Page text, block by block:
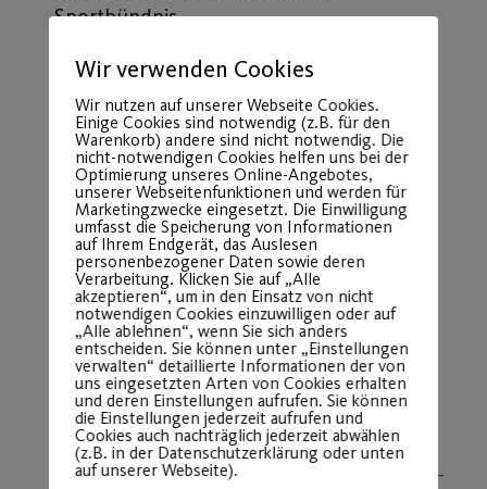
Sportbündnis.
Was dich beim Multiticket erwartet?
12 hochklassige Sportvereine im
Großraum Nürnberg – 10 Sportarten, 10
Sportstätten, 12-mal Hochspannung, 12
Eintritte und das Alles mit 1 Multiticket
für nur 15 Euro!Probiere es aus und
überzeuge dich selbst vom hochklassigen
Sportangebot im Großraum Nürnberg.
Dein Multiticket kannst du inunserer
Geschäftsstelle(Kirchenberg 2-4, 90482
Nürnberg) zu unseren Öffnungszeiten
Dienstag, den 7. Februarkaufen:
Montag, Mittwoch, Freitag von 9.00 –
Wir verwenden Cookies
Wir nutzen auf unserer Webseite Cookies.
Einige Cookies sind notwendig (z.B. für den
Warenkorb) andere sind nicht notwendig. Die
nicht-notwendigen Cookies helfen uns bei der
Optimierung unseres Online-Angebotes,
unserer Webseitenfunktionen und werden für
Marketingzwecke eingesetzt. Die Einwilligung
umfasst die Speicherung von Informationen
auf Ihrem Endgerät, das Auslesen
personenbezogener Daten sowie deren
Verarbeitung. Klicken Sie auf „Alle
akzeptieren“, um in den Einsatz von nicht
notwendigen Cookies einzuwilligen oder auf
„Alle ablehnen“, wenn Sie sich anders
entscheiden. Sie können unter „Einstellungen
verwalten“ detaillierte Informationen der von
uns eingesetzten Arten von Cookies erhalten
und deren Einstellungen aufrufen. Sie können
die Einstellungen jederzeit aufrufen und
Cookies auch nachträglich jederzeit abwählen
(z.B. in der Datenschutzerklärung oder unten
auf unserer Webseite).